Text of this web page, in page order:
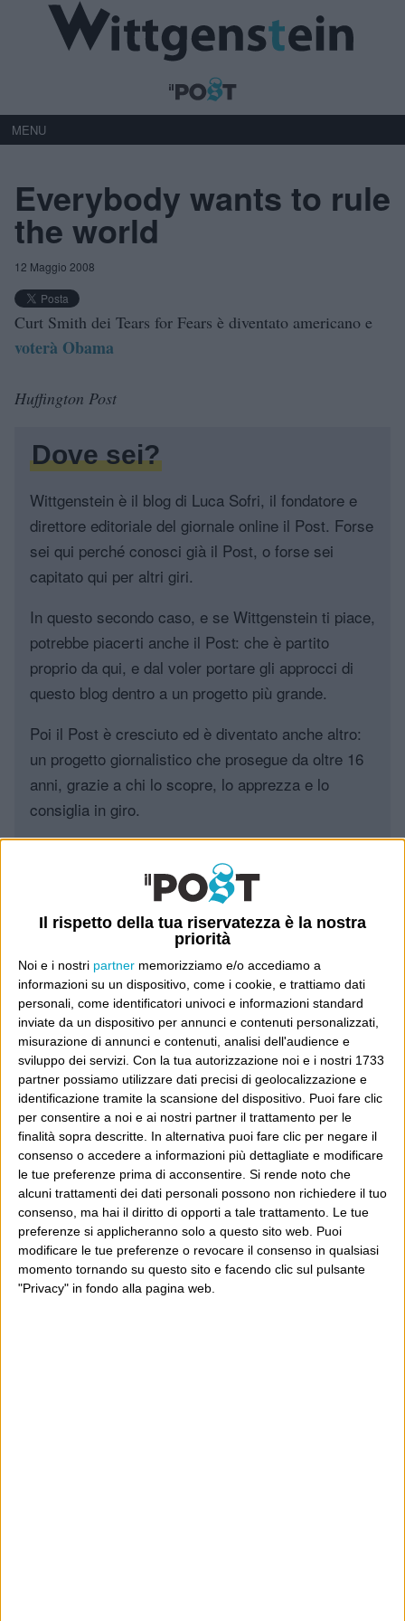
Il rispetto della tua riservatezza è la nostra
priorità
Noi e i nostri partner memorizziamo e/o accediamo a
informazioni su un dispositivo, come i cookie, e trattiamo dati
personali, come identificatori univoci e informazioni standard
inviate da un dispositivo per annunci e contenuti personalizzati,
misurazione di annunci e contenuti, analisi dell'audience e
sviluppo dei servizi. Con la tua autorizzazione noi e i nostri 1733
partner possiamo utilizzare dati precisi di geolocalizzazione e
identificazione tramite la scansione del dispositivo. Puoi fare clic
per consentire a noi e ai nostri partner il trattamento per le
finalità sopra descritte. In alternativa puoi fare clic per negare il
consenso o accedere a informazioni più dettagliate e modificare
le tue preferenze prima di acconsentire. Si rende noto che
alcuni trattamenti dei dati personali possono non richiedere il tuo
consenso, ma hai il diritto di opporti a tale trattamento. Le tue
preferenze si applicheranno solo a questo sito web. Puoi
modificare le tue preferenze o revocare il consenso in qualsiasi
momento tornando su questo sito e facendo clic sul pulsante
"Privacy" in fondo alla pagina web.
MENU
Everybody wants to rule
the world
12 Maggio 2008
Curt Smith dei Tears for Fears è diventato americano e
voterà Obama
Huffington Post
Dove sei?
Wittgenstein è il blog di Luca Sofri, il fondatore e
direttore editoriale del giornale online il Post. Forse
sei qui perché conosci già il Post, o forse sei
capitato qui per altri giri.
In questo secondo caso, e se Wittgenstein ti piace,
potrebbe piacerti anche il Post: che è partito
proprio da qui, e dal voler portare gli approcci di
questo blog dentro a un progetto più grande.
Poi il Post è cresciuto ed è diventato anche altro:
un progetto giornalistico che prosegue da oltre 16
anni, grazie a chi lo scopre, lo apprezza e lo
consiglia in giro.
Luca Sofri Wittgenstein
POST PRECEDENTE
Nysh
POST SUCCESSIVO
E per i regali di Natale